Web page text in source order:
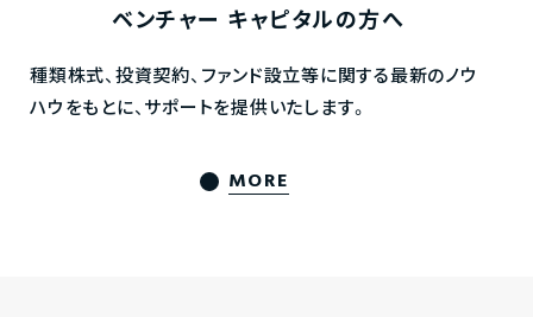
ベンチャー キャピタルの方へ
種類株式、投資契約、ファンド設立等に関する最新のノウ
ハウをもとに、サポートを提供いたします。
MORE